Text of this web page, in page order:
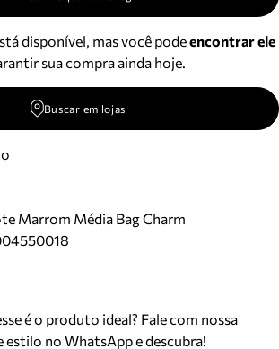
disponível, mas você podeencontrar ele
sua compra ainda hoje.
Buscar em lojas
Marrom Média Bag Charm
é o produto ideal? Fale com nossa
estilo no WhatsApp e descubra!